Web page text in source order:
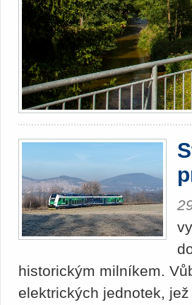
historickým milníkem.
elektrických jednotek,